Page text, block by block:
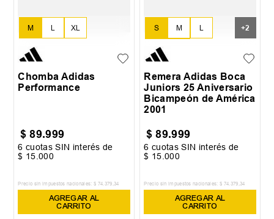
M L XL
Chomba Adidas
Performance
$ 89.999
6 cuotas SIN interés de
$ 15.000
Precio sin impuestos nacionales: $ 74.379 ,34
AGREGAR AL
CARRITO
S M L
XL
+2
Remera Adidas Boca
Juniors 25 Aniversario
Bicampeón de América
2001
$ 89.999
6 cuotas SIN interés de
$ 15.000
Precio sin impuestos nacionales: $ 74.379 ,34
AGREGAR AL
CARRITO